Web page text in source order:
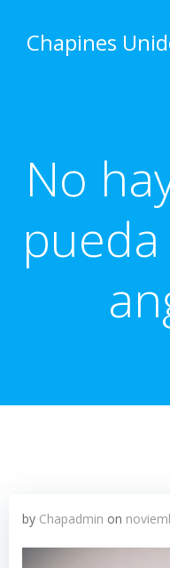
Chapines
No
by Chapadmin on